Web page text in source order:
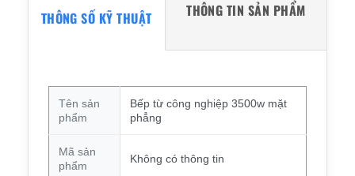
THÔNG SỐ KỸ THUẬT THÔNG TIN SẢN PHẨM
Tên sản
phẩm
Bếp từ công nghiệp 3500w mặt
phẳng
Mã sản
phẩm
Không có thông tin